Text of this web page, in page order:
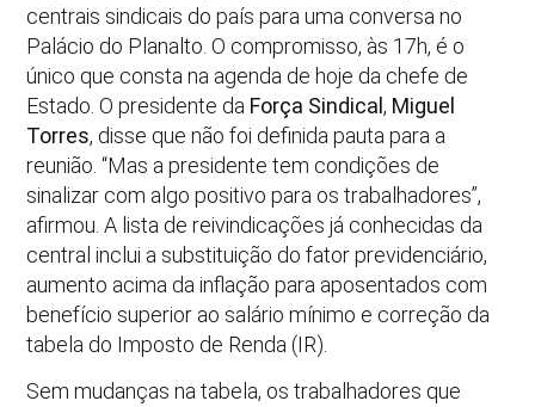
centrais sindicais do país para uma conversa no
Palácio do Planalto. O compromisso, às 17h, é o
único que consta na agenda de hoje da chefe de
Estado. O presidente da Força Sindical, Miguel
Torres, disse que não foi definida pauta para a
reunião. “Mas a presidente tem condições de
sinalizar com algo positivo para os trabalhadores”,
afirmou. A lista de reivindicações já conhecidas da
central inclui a substituição do fator previdenciário,
aumento acima da inflação para aposentados com
benefício superior ao salário mínimo e correção da
tabela do Imposto de Renda (IR).
Sem mudanças na tabela, os trabalhadores que